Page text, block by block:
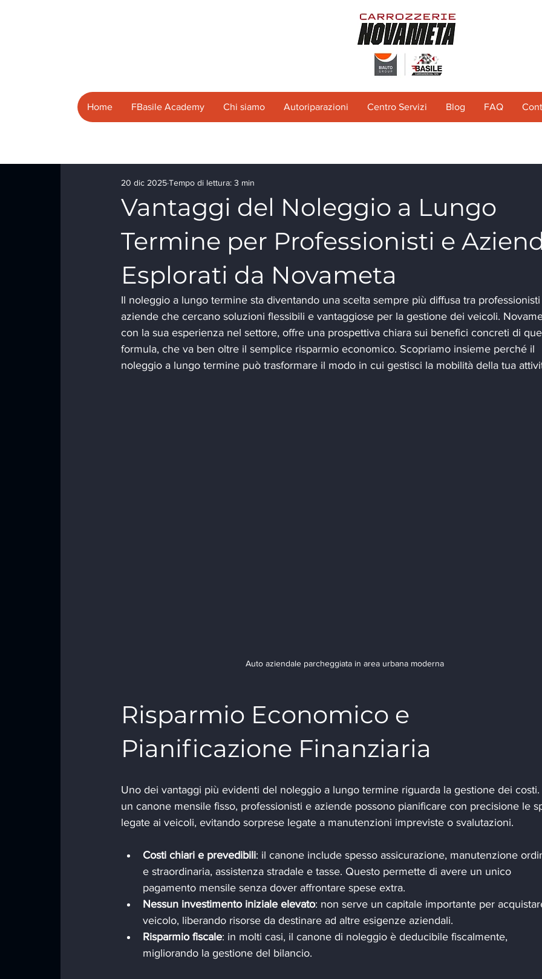
Home FBasile Academy Chi siamo Autoriparazioni Centro Servizi Blog FAQ
Vantaggi del Noleggio a Lungo
Termine per Professionisti e
Esplorati da Novameta
20 dic 2025Tempo di lettura: 3 min
Il noleggio a lungo termine sta diventando una scelta sempre più diffusa tra
aziende che cercano soluzioni flessibili e vantaggiose per la gestione dei veicoli.
con la sua esperienza nel settore, offre una prospettiva chiara sui benefici concreti di
formula, che va ben oltre il semplice risparmio economico. Scopriamo insieme perché il
noleggio a lungo termine può trasformare il modo in cui gestisci la mobilità della tua
Auto aziendale parcheggiata in area urbana moderna
Risparmio Economico e
Pianificazione Finanziaria
Uno dei vantaggi più evidenti del noleggio a lungo termine riguarda la gestione dei costi.
un canone mensile fisso, professionisti e aziende possono pianificare con precisione le
legate ai veicoli, evitando sorprese legate a manutenzioni impreviste o svalutazioni.
Costi chiari e prevedibili: il canone include spesso assicurazione, manutenzione
e straordinaria, assistenza stradale e tasse. Questo permette di avere un unico
pagamento mensile senza dover affrontare spese extra.
Nessun investimento iniziale elevato: non serve un capitale importante per
veicolo, liberando risorse da destinare ad altre esigenze aziendali.
Risparmio fiscale: in molti casi, il canone di noleggio è deducibile fiscalmente,
migliorando la gestione del bilancio.